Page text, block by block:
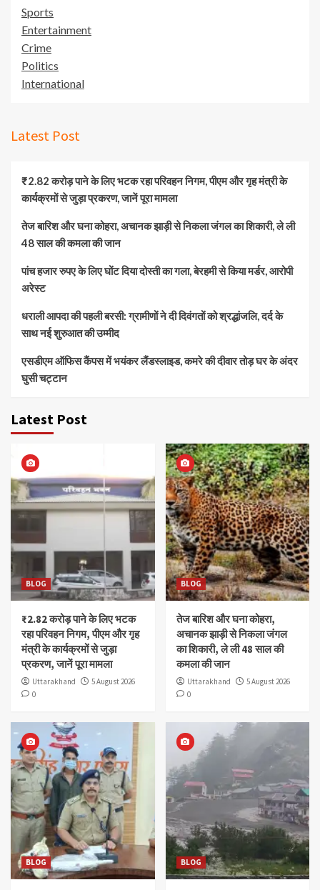
Sports
Entertainment
Crime
Politics
International
Latest Post
₹2.82 करोड़ पाने के लिए भटक रहा परिवहन निगम, पीएम और गृह मंत्री के
कार्यक्रमों से जुड़ा प्रकरण, जानें पूरा मामला
तेज बारिश और घना कोहरा, अचानक झाड़ी से निकला जंगल का शिकारी, ले ली
48 साल की कमला की जान
पांच हजार रुपए के लिए घोंट दिया दोस्ती का गला, बेरहमी से किया मर्डर, आरोपी
अरेस्ट
धराली आपदा की पहली बरसी: ग्रामीणों ने दी दिवंगतों को श्रद्धांजलि, दर्द के
साथ नई शुरुआत की उम्मीद
एसडीएम ऑफिस कैंपस में भयंकर लैंडस्लाइड, कमरे की दीवार तोड़ घर के अंदर
घुसी चट्टान
Latest Post
BLOG
₹2.82 करोड़ पाने के लिए भटक
रहा परिवहन निगम, पीएम और गृह
मंत्री के कार्यक्रमों से जुड़ा
प्रकरण, जानें पूरा मामला
Uttarakhand
5 August 2026
0
BLOG
तेज बारिश और घना कोहरा,
अचानक झाड़ी से निकला जंगल
का शिकारी, ले ली 48 साल की
कमला की जान
Uttarakhand
5 August 2026
0
BLOG BLOG